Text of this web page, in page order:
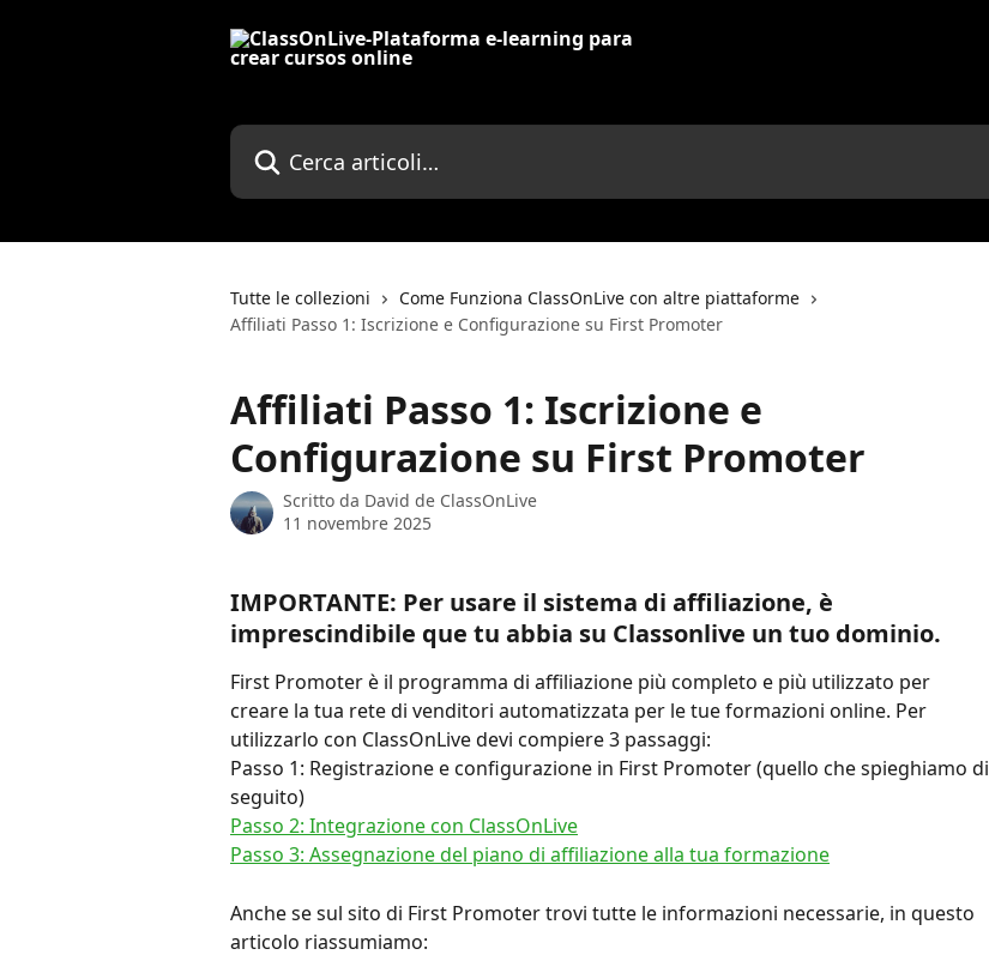
Cerca articoli…
Tutte le collezioni
Come Funziona ClassOnLive con altre piattaforme
Affiliati Passo 1: Iscrizione e Configurazione su First Promoter
Affiliati Passo 1: Iscrizione e
Configurazione su First Promoter
Scritto da David de ClassOnLive
11 novembre 2025
IMPORTANTE: Per usare il sistema di affiliazione, è
imprescindibile que tu abbia su Classonlive un tuo dominio.
First Promoter è il programma di affiliazione più completo e più utilizzato per
creare la tua rete di venditori automatizzata per le tue formazioni online. Per
utilizzarlo con ClassOnLive devi compiere 3 passaggi:
Passo 1: Registrazione e configurazione in First Promoter (quello che spieghiamo di
seguito)
Passo 2: Integrazione con ClassOnLive
Passo 3: Assegnazione del piano di affiliazione alla tua formazione
Anche se sul sito di First Promoter trovi tutte le informazioni necessarie, in questo
articolo riassumiamo: